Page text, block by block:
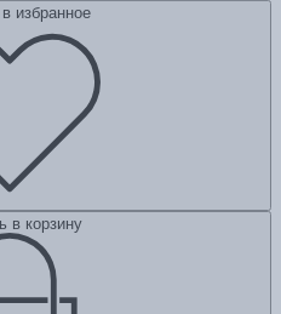
избранное
в корзину